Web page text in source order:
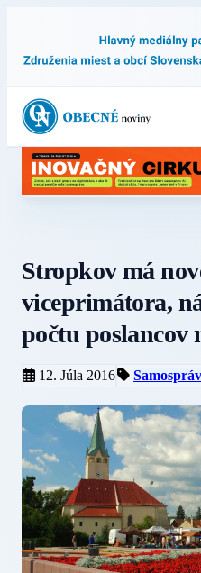
Stropkov má
viceprimátora,
počtu poslancov
12. Júla 2016